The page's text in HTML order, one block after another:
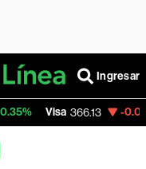
Ingresar
366.13 -0.04%